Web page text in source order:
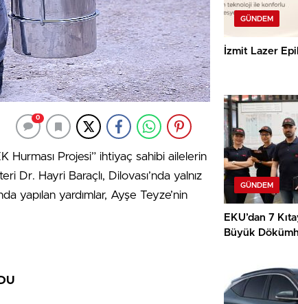
0
Hurması Projesi” ihtiyaç sahibi ailelerin
Dr. Hayri Baraçlı, Dilovası’nda yalnız
yapılan yardımlar, Ayşe Teyze’nin
GÜNDEM
İzmit Lazer
GÜNDEM
EKU’dan 7
Büyük